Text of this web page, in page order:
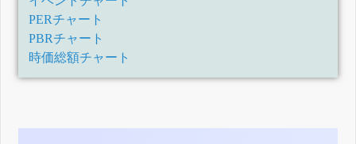
PERチャート
PBRチャート
時価総額チャート